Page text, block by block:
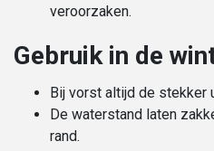
veroorzaken.
Gebruik in de
Bij vorst altijd de stekker
De waterstand laten
rand.